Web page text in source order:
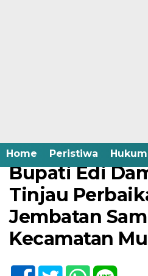
Home Peristiwa
Jumat, 14 Juli 2023 - 10:25 WIB
Bupati Edi
Tinjau
Jembatan
Kecamatan